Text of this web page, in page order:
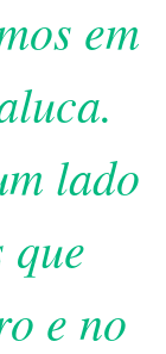
em
lado
que
e no